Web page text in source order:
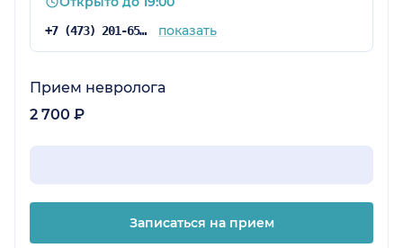
+7 (473) 201-65-34 показать
Прием невролога
2 700 ₽
Записаться на прием